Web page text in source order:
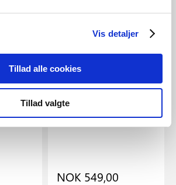
Vis detaljer
Tillad alle cookies
Tillad valgte
NOK 549,00